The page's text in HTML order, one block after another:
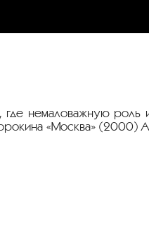
немаловажную
«Москва» (2000)